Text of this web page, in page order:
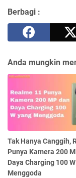
Berbagi :
Anda mungkin
Tak Hanya Canggih,
Punya Kamera 200
Daya Charging 100
Menggoda